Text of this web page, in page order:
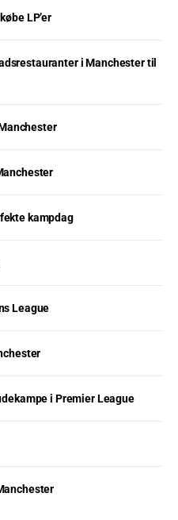
LP’er
i Manchester til
kampdag
League
i Premier League